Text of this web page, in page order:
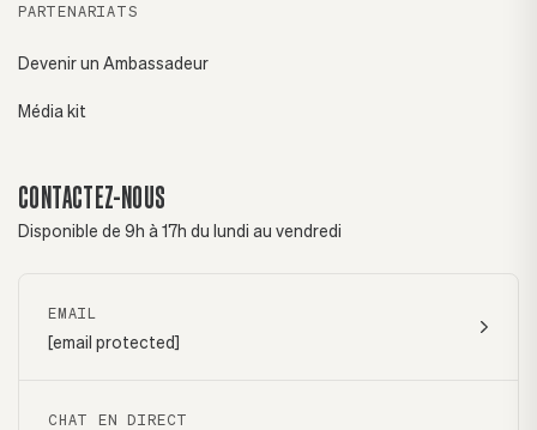
PARTENARIATS
Devenir un Ambassadeur
Média kit
CONTACTEZ-NOUS
Disponible de 9h à 17h du lundi au vendredi
EMAIL
[email protected]
CHAT EN DIRECT